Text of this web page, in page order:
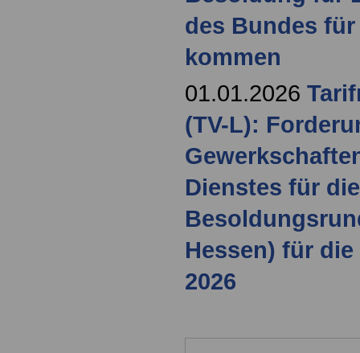
des Bundes
kommen
01.01.2026
(TV-L):
Dienstes für
Hessen) für
2026